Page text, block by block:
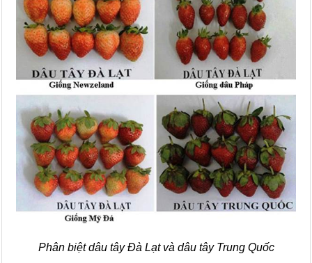
Phân biệt dâu tây Đà Lạt và dâu tây Trung Quốc